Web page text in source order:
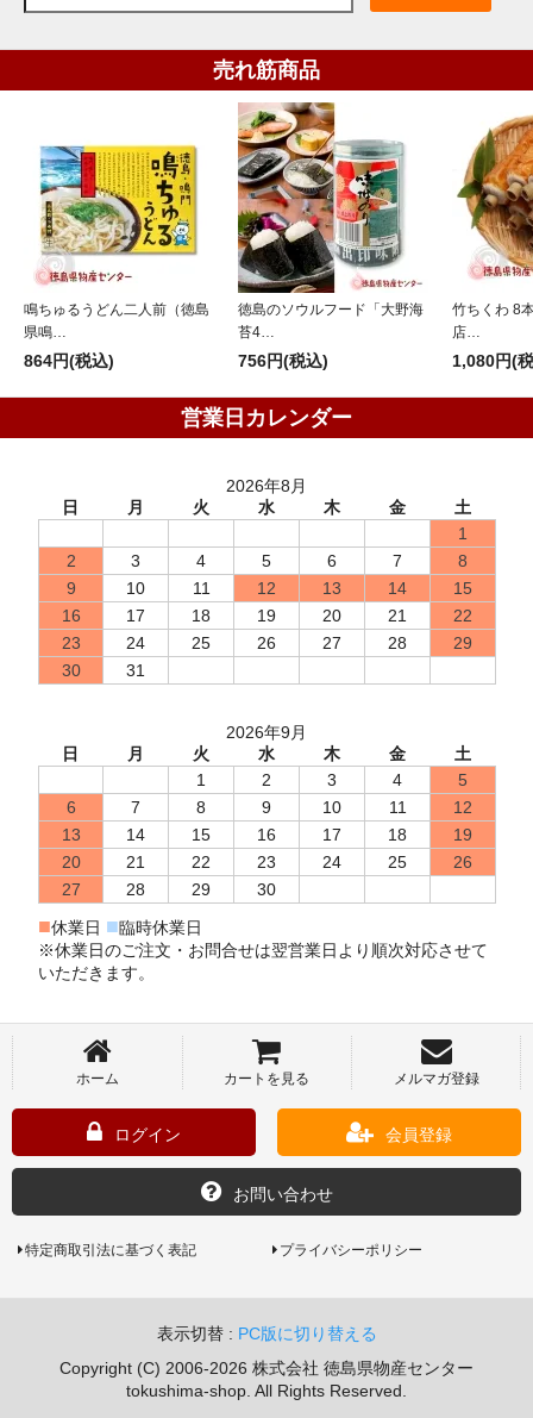
売れ筋商品
鳴ちゅるうどん二人前（徳島
県鳴…
864円(税込)
徳島のソウルフード「大野海
苔4…
756円(税込)
竹ちくわ 8
店…
1,080円(
営業日カレンダー
2026年8月
日
月 火 水 木 金
土
1
2
3 4 5 6 7
8
9
10 11 12 13 14
15
16
17 18 19 20 21
22
23
24 25 26 27 28
29
30
31
2026年9月
日
月 火 水 木 金
土
1
2 3 4
5
6
7 8 9 10 11
12
13
14 15 16 17 18
19
20
21 22 23 24 25
26
27
28 29 30
■休業日 ■臨時休業日
※休業日のご注文・お問合せは翌営業日より順次対応させて
いただきます。
ホーム カートを見る メルマガ登録
ログイン 会員登録
お問い合わせ
特定商取引法に基づく表記 プライバシーポリシー
表示切替 : PC版に切り替える
Copyright (C) 2006-2026 株式会社 徳島県物産センター
tokushima-shop. All Rights Reserved.